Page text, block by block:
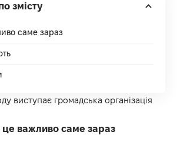
змісту
саме зараз
виступає громадська організація
важливо саме зараз